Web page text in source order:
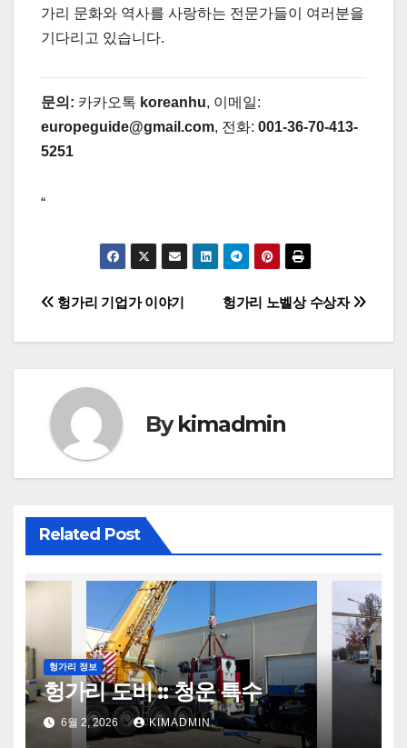
가리 문화와 역사를 사랑하는 전문가들이 여러분을
기다리고 있습니다.
문의: 카카오톡 koreanhu, 이메일:
europeguide@gmail.com, 전화: 001-36-70-413-
5251
“
글
탐
헝가리 노벨상 수상자
헝가리 기업가 이야기
Bykimadmin
Related Post
헝가리 정보
헝가리 도비 :: 청운 특수
6월 2, 2026 KIMADMIN